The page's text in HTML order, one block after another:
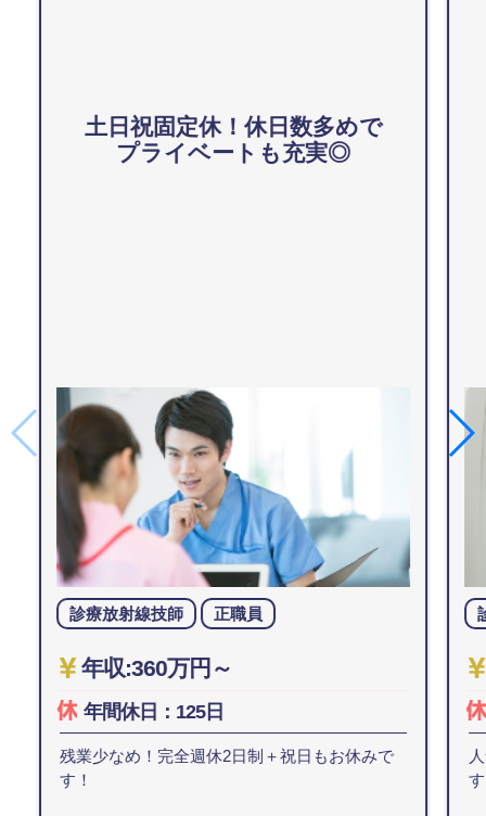
土日祝固定休！休日数多めで
プライベートも充実◎
診療放射線技師 正職員
年収:360万円～
年間休日：125日
残業少なめ！完全週休2日制＋祝日もお休みで
す！